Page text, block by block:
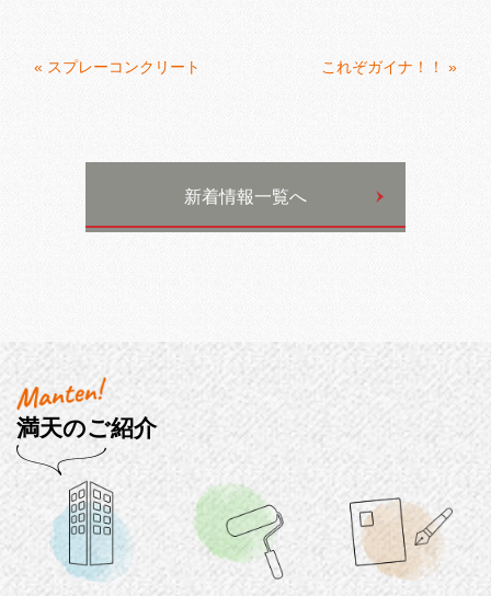
« スプレーコンクリート これぞガイナ！！ »
新着情報一覧へ
満天のご紹介